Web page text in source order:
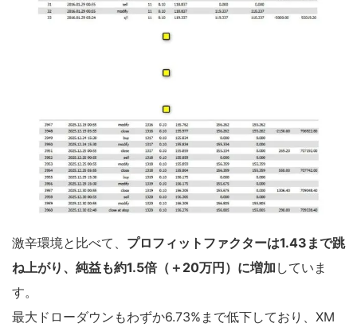
激辛環境と比べて、 プロフィットファクターは1.43まで跳
ね上がり、純益も約1.5倍（＋20万円）に増加 していま
す。
最大ドローダウンもわずか6.73%まで低下しており、XM